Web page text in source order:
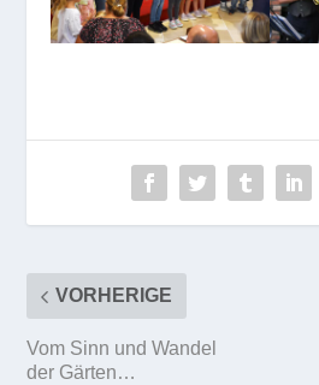
VORHERIGE
Vom Sinn und Wandel
der Gärten…